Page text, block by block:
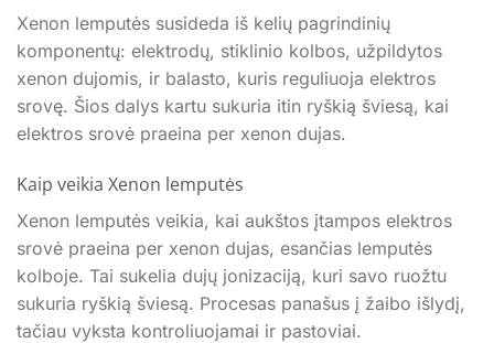
Xenon lemputės susideda iš kelių pagrindinių
komponentų: elektrodų, stiklinio kolbos, užpildytos
xenon dujomis, ir balasto, kuris reguliuoja elektros
srovę. Šios dalys kartu sukuria itin ryškią šviesą, kai
elektros srovė praeina per xenon dujas.
Kaip veikia Xenon lemputės
Xenon lemputės veikia, kai aukštos įtampos elektros
srovė praeina per xenon dujas, esančias lemputės
kolboje. Tai sukelia dujų jonizaciją, kuri savo ruožtu
sukuria ryškią šviesą. Procesas panašus į žaibo išlydį,
tačiau vyksta kontroliuojamai ir pastoviai.